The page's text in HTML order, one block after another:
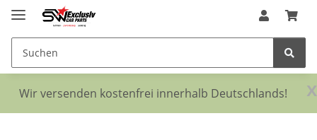
x
Wir versenden kostenfrei innerhalb Deutschlands!